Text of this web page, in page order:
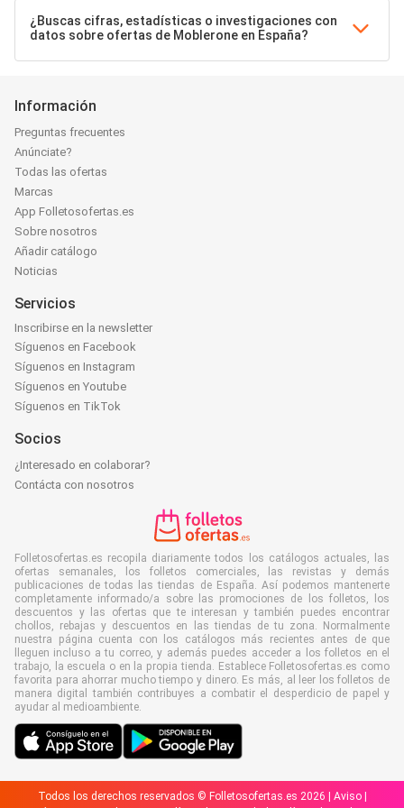
¿Buscas cifras, estadísticas o investigaciones con
datos sobre ofertas de Moblerone en España?
Información
Preguntas frecuentes
Anúnciate?
Todas las ofertas
Marcas
App Folletosofertas.es
Sobre nosotros
Añadir catálogo
Noticias
Servicios
Inscribirse en la newsletter
Síguenos en Facebook
Síguenos en Instagram
Síguenos en Youtube
Síguenos en TikTok
Socios
¿Interesado en colaborar?
Contácta con nosotros
Folletosofertas.es recopila diariamente todos los catálogos actuales, las
ofertas semanales, los folletos comerciales, las revistas y demás
publicaciones de todas las tiendas de España. Así podemos mantenerte
completamente informado/a sobre las promociones de los folletos, los
descuentos y las ofertas que te interesan y también puedes encontrar
chollos, rebajas y descuentos en las tiendas de tu zona. Normalmente
nuestra página cuenta con los catálogos más recientes antes de que
lleguen incluso a tu correo, y además puedes acceder a los folletos en el
trabajo, la escuela o en la propia tienda. Establece Folletosofertas.es como
favorita para ahorrar mucho tiempo y dinero. Es más, al leer los folletos de
manera digital también contribuyes a combatir el desperdicio de papel y
ayudar al medioambiente.
Todos los derechos reservados © Folletosofertas.es 2026 | Aviso|